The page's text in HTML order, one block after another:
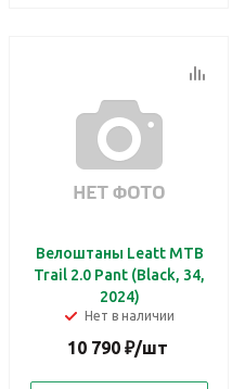
Велоштаны Leatt MTB
Trail 2.0 Pant (Black, 34,
2024)
Нет в наличии
10 790₽/шт